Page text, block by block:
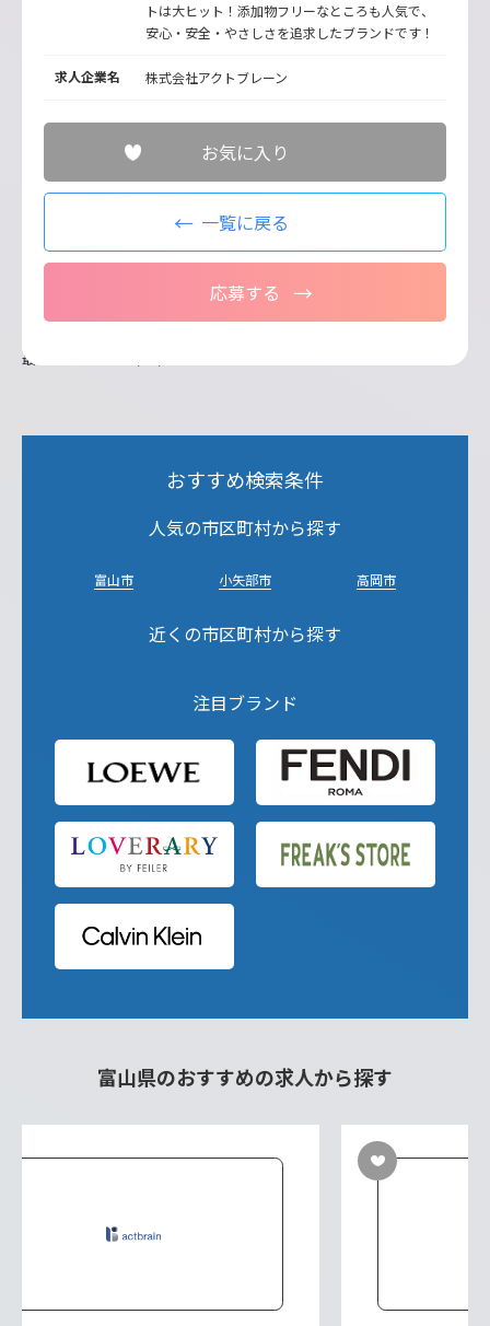
トは大ヒット！添加物フリーなところも人気で、
安心・安全・やさしさを追求したブランドです！
求人企業名 株式会社アクトブレーン
お気に入り
一覧に戻る
応募する
最終更新日：2026/07/21
おすすめ検索条件
人気の市区町村から探す
富山市 小矢部市 高岡市
近くの市区町村から探す
注目ブランド
富山県のおすすめの求人から探す